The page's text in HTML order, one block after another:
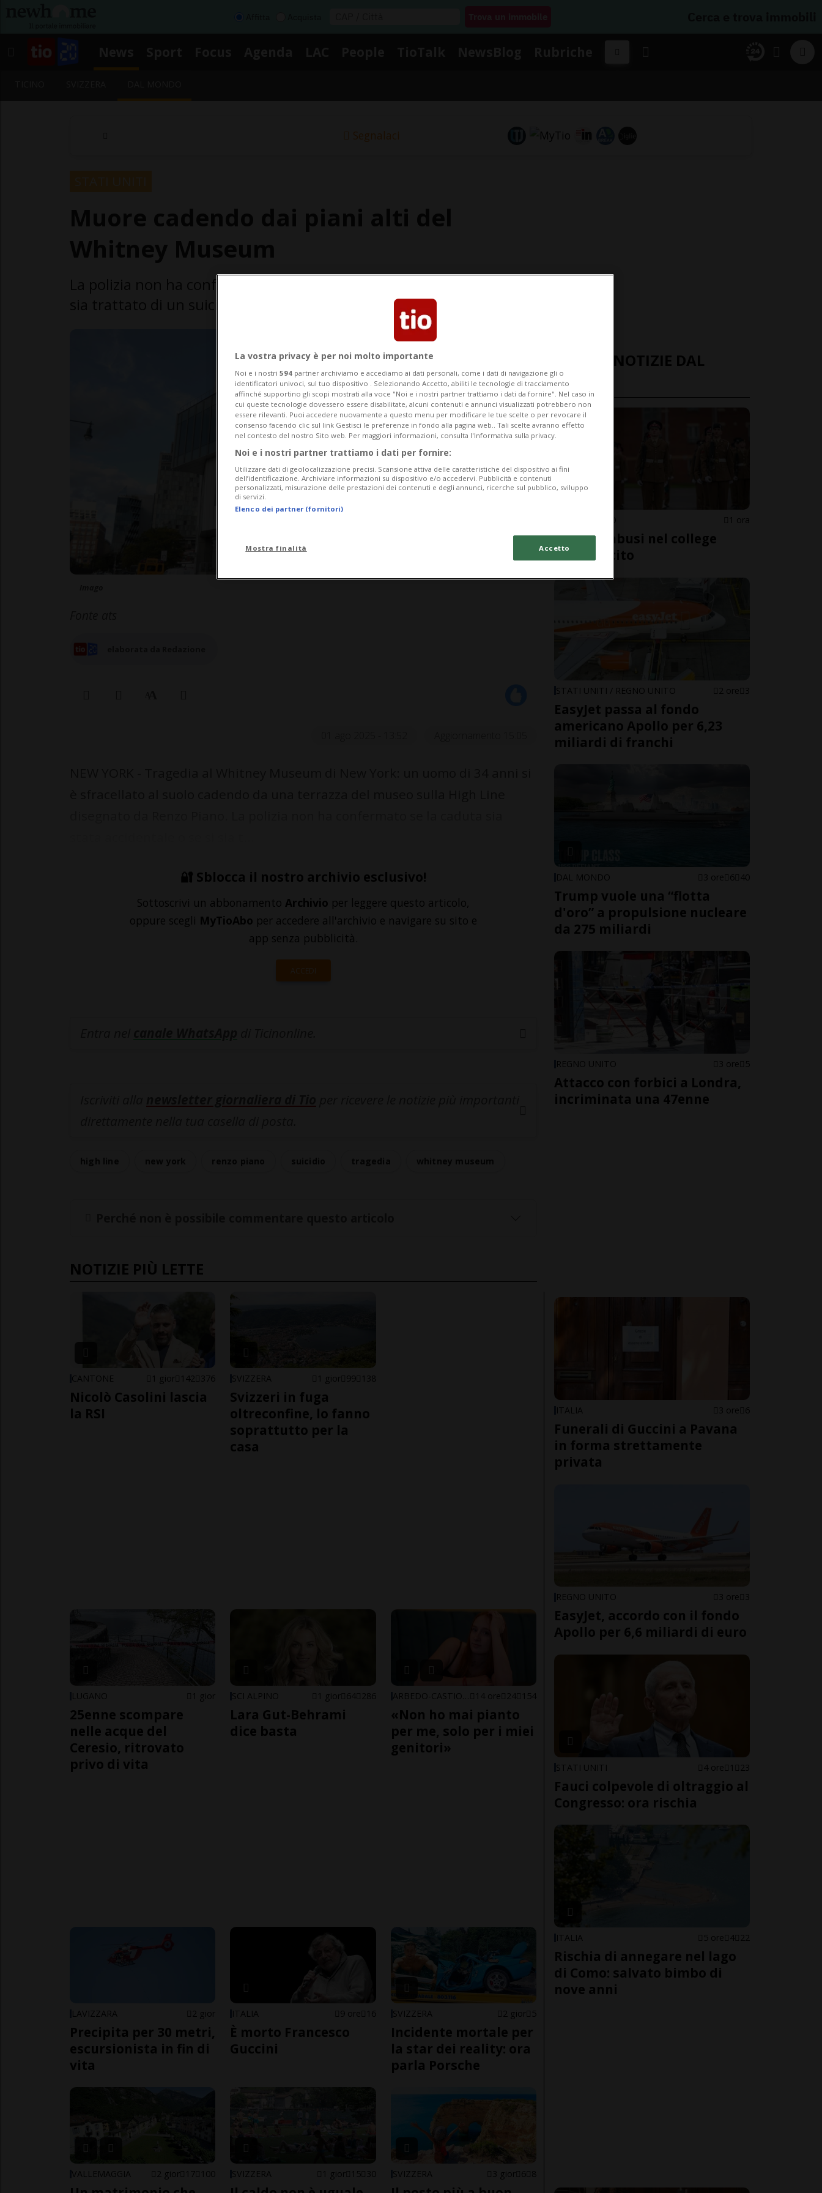
Segnalaci
🔐 Sblocca il nostro archivio esclusivo!
Sottoscrivi un abbonamento Archivio per leggere questo articolo,
oppure scegli MyTioAbo per accedere all'archivio e navigare su sito e
app senza pubblicità.
ACCEDI
NOTIZIE PIÙ LETTE
CANTONE 1 gior 142 376
Nicolò Casolini lascia
la RSI
SVIZZERA 1 gior 99 138
Svizzeri in fuga
oltreconfine, lo fanno
soprattutto per la
casa
LUGANO 1 gior
25enne scompare
nelle acque del
Ceresio, ritrovato
privo di vita
SCI ALPINO 1 gior 64 286
Lara Gut-Behrami
dice basta
14 ore 24 154
«Non ho mai pianto
per me, solo per i miei
genitori»
LAVIZZARA 2 gior
Precipita per 30 metri,
escursionista in fin di
vita
ITALIA 9 ore 16
È morto Francesco
Guccini
SVIZZERA 2 gior 5
Incidente mortale per
la star dei reality: ora
parla Porsche
VALLEMAGGIA 2 gior 17 100 SVIZZERA 1 gior 15 30 SVIZZERA 3 gior 6 8
ULTIME NOTIZIE DAL
MONDO
1 ora
Stupri e abusi nel college
dell’esercito
STATI UNITI / REGNO UNITO 2 ore 3
EasyJet passa al fondo
americano Apollo per 6,23
miliardi di franchi
DAL MONDO 3 ore 6 40
Trump vuole una “flotta
d'oro” a propulsione nucleare
da 275 miliardi
REGNO UNITO 3 ore 5
Attacco con forbici a Londra,
incriminata una 47enne
ITALIA 3 ore 6
Funerali di Guccini a Pavana
in forma strettamente
privata
REGNO UNITO 3 ore 3
EasyJet, accordo con il fondo
Apollo per 6,6 miliardi di euro
STATI UNITI 4 ore 1 23
Fauci colpevole di oltraggio al
Congresso: ora rischia
ITALIA 5 ore 4 22
Rischia di annegare nel lago
di Como: salvato bimbo di
nove anni
La vostra privacy è per noi molto importante
Noi e i nostri 594 partner archiviamo e accediamo ai dati personali, come i dati di navigazione gli o
identificatori univoci, sul tuo dispositivo . Selezionando Accetto, abiliti le tecnologie di tracciamento
affinché supportino gli scopi mostrati alla voce "Noi e i nostri partner trattiamo i dati da fornire". Nel caso in
cui queste tecnologie dovessero essere disabilitate, alcuni contenuti e annunci visualizzati potrebbero non
essere rilevanti. Puoi accedere nuovamente a questo menu per modificare le tue scelte o per revocare il
consenso facendo clic sul link Gestisci le preferenze in fondo alla pagina web.. Tali scelte avranno effetto
nel contesto del nostro Sito web. Per maggiori informazioni, consulta l'Informativa sulla privacy.
Noi e i nostri partner trattiamo i dati per fornire:
Utilizzare dati di geolocalizzazione precisi. Scansione attiva delle caratteristiche del dispositivo ai fini
dell’identificazione. Archiviare informazioni su dispositivo e/o accedervi. Pubblicità e contenuti
personalizzati, misurazione delle prestazioni dei contenuti e degli annunci, ricerche sul pubblico, sviluppo
di servizi.
Elenco dei partner (fornitori)
Mostra finalità Accetto